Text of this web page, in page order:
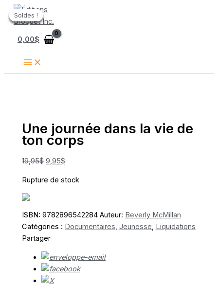
Aller
au
0,00$
Soldes !
Une journée dans la vie de
ton corps
19,95$ Le
initial
9,95$
actuel
Rupture de stock
ISBN:9782896542284 Auteur: Beverly McMillan
Catégories : Documentaires,Jeunesse, Liquidations
Partager
Soldes !
Soldes !
Soldes !
Soldes !